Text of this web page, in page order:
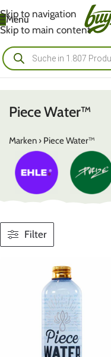
Skip to navigation
Skip to main content
Menü
Piece Water™
Marken › Piece Water™
Filter